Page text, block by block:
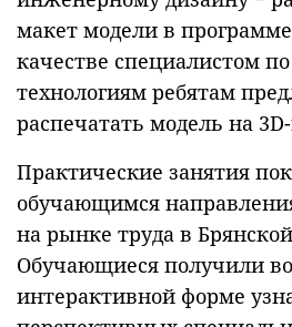
макет модели в
качестве специалистом
технологиям ребятам
распечатать модель на
Практические занятия
обучающимся
на рынке труда в
Обучающиеся получили
интерактивной форме